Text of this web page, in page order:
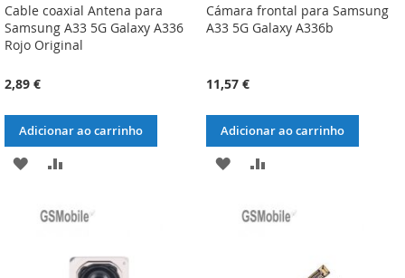
Cable coaxial Antena para
Samsung A33 5G Galaxy A336
Rojo Original
2,89 €
Adicionar ao carrinho
ADICIONAR
LISTACOMPARAÇÃO
Cámara frontal para Samsung
A33 5G Galaxy A336b
11,57 €
Adicionar ao carrinho
ADICIONAR
LISTA
ADICIONAR
COMPARAÇÃO